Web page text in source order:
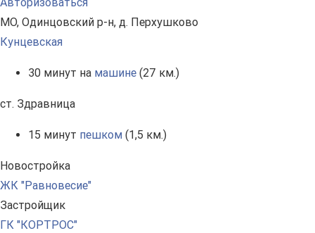
Авторизоваться
МО, Одинцовский р-н, д. Перхушково
Кунцевская
30 минут на машине (27 км.)
ст. Здравница
15 минут пешком (1,5 км.)
Новостройка
ЖК "Равновесие"
Застройщик
ГК "КОРТРОС"